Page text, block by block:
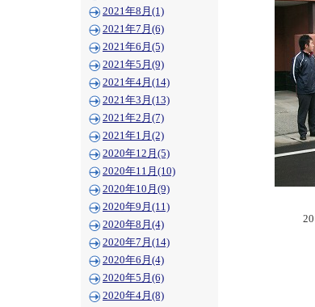
2021年8月(1)
2021年7月(6)
2021年6月(5)
2021年5月(9)
2021年4月(14)
2021年3月(13)
2021年2月(7)
2021年1月(2)
2020年12月(5)
2020年11月(10)
2020年10月(9)
2020年9月(11)
2020年8月(4)
2020年7月(14)
2020年6月(4)
2020年5月(6)
2020年4月(8)